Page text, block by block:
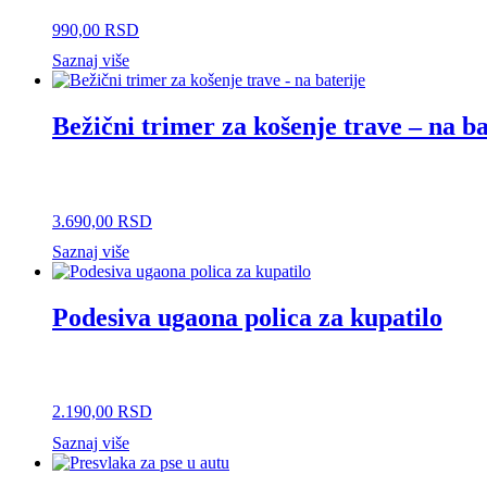
990,00 RSD
Saznaj više
Bežični trimer za košenje trave – na
3.690,00 RSD
Saznaj više
Podesiva ugaona polica za kupatilo
2.190,00 RSD
Saznaj više